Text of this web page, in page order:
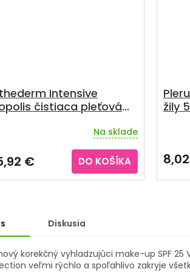
Intensive
čistiaca pleťová
Na sklade
€ DO KOŠÍKA
žily
5,0
Diskusia
korekčný vyhladzujúci make-up SPF 25
veľmi rýchlo a spoľahlivo zakryje